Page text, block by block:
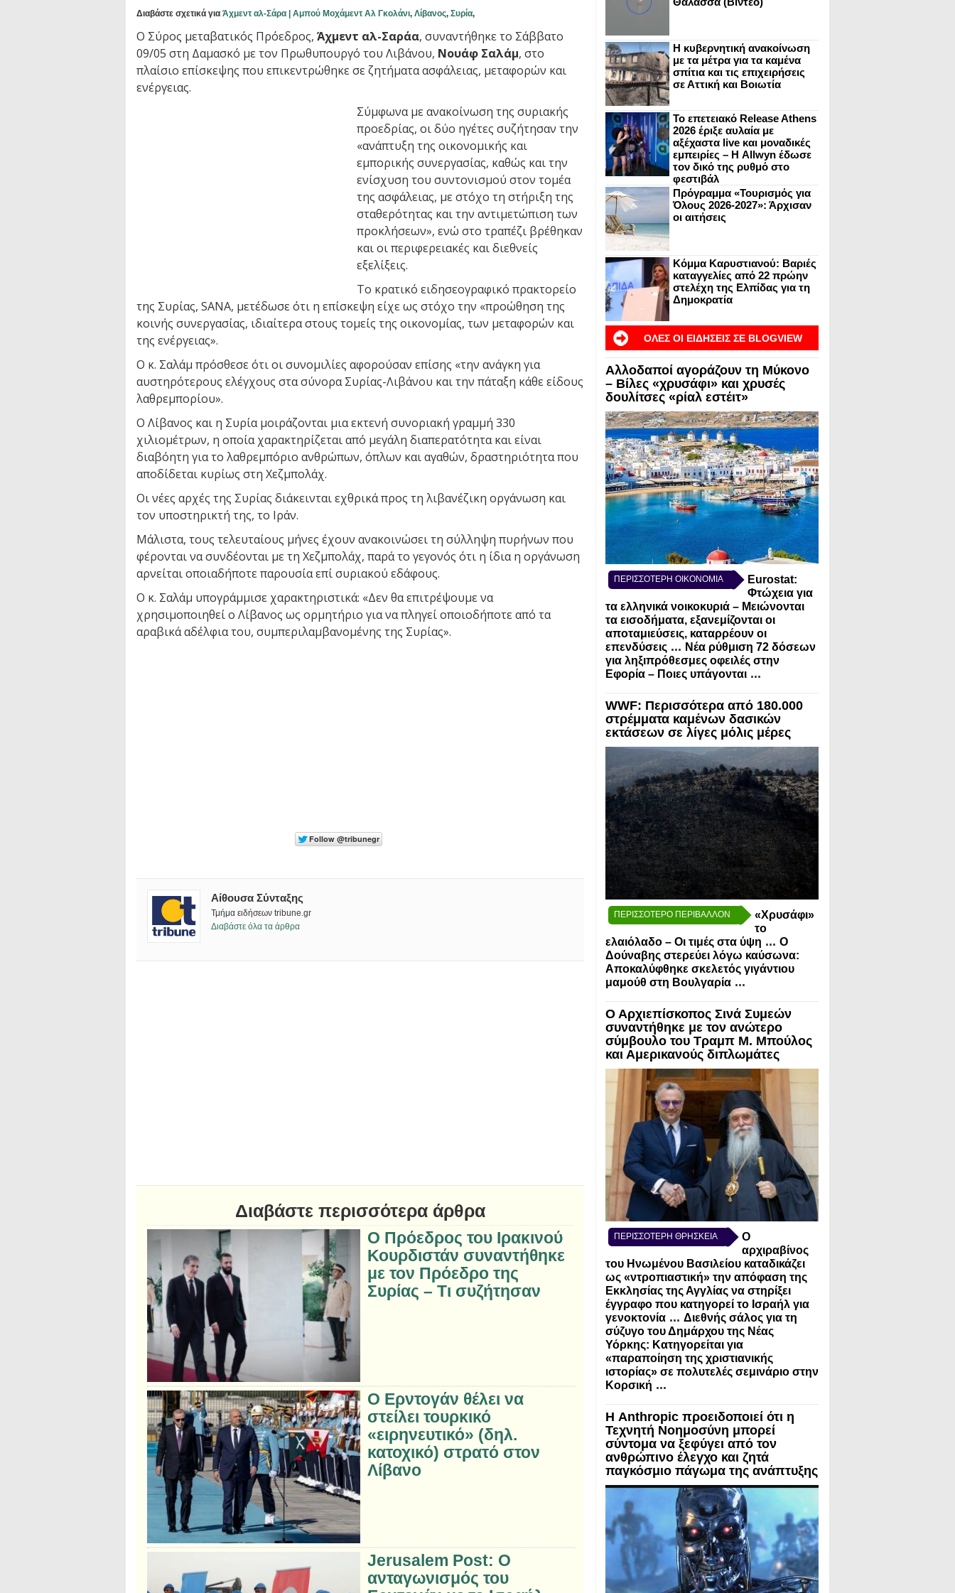
Η κυβερνητική ανακοίνωση
με τα μέτρα για τα καμένα
σπίτια και τις επιχειρήσεις
σε Αττική και Βοιωτία
Το επετειακό Release Athens
2026 έριξε αυλαία με
αξέχαστα live και μοναδικές
εμπειρίες – Η Allwyn έδωσε
τον δικό της ρυθμό στο
φεστιβάλ
Πρόγραμμα «Τουρισμός για
Όλους 2026-2027»: Άρχισαν
οι αιτήσεις
Κόμμα Καρυστιανού: Βαριές
καταγγελίες από 22 πρώην
στελέχη της Ελπίδας για τη
Δημοκρατία
ΟΛΕΣ ΟΙ ΕΙΔΗΣΕΙΣ ΣΕ BLOGVIEW
Αλλοδαποί αγοράζουν τη Μύκονο
– Βίλες «χρυσάφι» και χρυσές
δουλίτσες «ρίαλ εστέιτ»
ΠΕΡΙΣΣΟΤΕΡΗ ΟΙΚΟΝΟΜΙΑ
Eurostat:
Φτώχεια για
τα ελληνικά νοικοκυριά – Μειώνονται
τα εισοδήματα, εξανεμίζονται οι
αποταμιεύσεις, καταρρέουν οι
επενδύσεις ... Νέα ρύθμιση 72 δόσεων
για ληξιπρόθεσμες οφειλές στην
Εφορία – Ποιες υπάγονται ...
WWF: Περισσότερα από 180.000
στρέμματα καμένων δασικών
εκτάσεων σε λίγες μόλις μέρες
ΠΕΡΙΣΣΟΤΕΡΟ ΠΕΡΙΒΑΛΛΟΝ
«Χρυσάφι»
το
ελαιόλαδο – Οι τιμές στα ύψη ... Ο
Δούναβης στερεύει λόγω καύσωνα:
Αποκαλύφθηκε σκελετός γιγάντιου
μαμούθ στη Βουλγαρία ...
Ο Αρχιεπίσκοπος Σινά Συμεών
συναντήθηκε με τον ανώτερο
σύμβουλο του Τραμπ Μ. Μπούλος
και Αμερικανούς διπλωμάτες
ΠΕΡΙΣΣΟΤΕΡΗ ΘΡΗΣΚΕΙΑ
Ο
αρχιραβίνος
του Ηνωμένου Βασιλείου καταδικάζει
ως «ντροπιαστική» την απόφαση της
Εκκλησίας της Αγγλίας να στηρίξει
έγγραφο που κατηγορεί το Ισραήλ για
γενοκτονία ... Διεθνής σάλος για τη
σύζυγο του Δημάρχου της Νέας
Υόρκης: Κατηγορείται για
«παραποίηση της χριστιανικής
ιστορίας» σε πολυτελές σεμινάριο στην
Κορσική ...
Η Anthropic προειδοποιεί ότι η
Τεχνητή Νοημοσύνη μπορεί
σύντομα να ξεφύγει από τον
ανθρώπινο έλεγχο και ζητά
παγκόσμιο πάγωμα της ανάπτυξης
Διαβάστε σχετικά για Άχμεντ αλ-Σάρα | Αμπού Μοχάμεντ Αλ Γκολάνι, Λίβανος, Συρία,
Ο Σύρος μεταβατικός Πρόεδρος, Άχμεντ αλ-Σαράα, συναντήθηκε το Σάββατο
09/05 στη Δαμασκό με τον Πρωθυπουργό του Λιβάνου, Νουάφ Σαλάμ, στο
πλαίσιο επίσκεψης που επικεντρώθηκε σε ζητήματα ασφάλειας, μεταφορών και
ενέργειας.
Σύμφωνα με ανακοίνωση της συριακής
προεδρίας, οι δύο ηγέτες συζήτησαν την
«ανάπτυξη της οικονομικής και
εμπορικής συνεργασίας, καθώς και την
ενίσχυση του συντονισμού στον τομέα
της ασφάλειας, με στόχο τη στήριξη της
σταθερότητας και την αντιμετώπιση των
προκλήσεων», ενώ στο τραπέζι βρέθηκαν
και οι περιφερειακές και διεθνείς
εξελίξεις.
Το κρατικό ειδησεογραφικό πρακτορείο
της Συρίας, SANA, μετέδωσε ότι η επίσκεψη είχε ως στόχο την «προώθηση της
κοινής συνεργασίας, ιδιαίτερα στους τομείς της οικονομίας, των μεταφορών και
της ενέργειας».
Ο κ. Σαλάμ πρόσθεσε ότι οι συνομιλίες αφορούσαν επίσης «την ανάγκη για
αυστηρότερους ελέγχους στα σύνορα Συρίας-Λιβάνου και την πάταξη κάθε είδους
λαθρεμπορίου».
Ο Λίβανος και η Συρία μοιράζονται μια εκτενή συνοριακή γραμμή 330
χιλιομέτρων, η οποία χαρακτηρίζεται από μεγάλη διαπερατότητα και είναι
διαβόητη για το λαθρεμπόριο ανθρώπων, όπλων και αγαθών, δραστηριότητα που
αποδίδεται κυρίως στη Χεζμπολάχ.
Οι νέες αρχές της Συρίας διάκεινται εχθρικά προς τη λιβανέζικη οργάνωση και
τον υποστηρικτή της, το Ιράν.
Μάλιστα, τους τελευταίους μήνες έχουν ανακοινώσει τη σύλληψη πυρήνων που
φέρονται να συνδέονται με τη Χεζμπολάχ, παρά το γεγονός ότι η ίδια η οργάνωση
αρνείται οποιαδήποτε παρουσία επί συριακού εδάφους.
Ο κ. Σαλάμ υπογράμμισε χαρακτηριστικά: «Δεν θα επιτρέψουμε να
χρησιμοποιηθεί ο Λίβανος ως ορμητήριο για να πληγεί οποιοδήποτε από τα
αραβικά αδέλφια του, συμπεριλαμβανομένης της Συρίας».
Αίθουσα Σύνταξης
Τμήμα ειδήσεων tribune.gr
Διαβάστε όλα τα άρθρα
Διαβάστε περισσότερα άρθρα
Ο Πρόεδρος του Ιρακινού
Κουρδιστάν συναντήθηκε
με τον Πρόεδρο της
Συρίας – Τι συζήτησαν
Ο Ερντογάν θέλει να
στείλει τουρκικό
«ειρηνευτικό» (δηλ.
κατοχικό) στρατό στον
Λίβανο
Jerusalem Post: Ο
ανταγωνισμός του